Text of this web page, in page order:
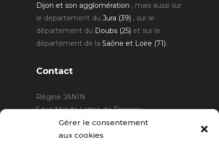
Gérer le consentement
aux cookies
Dijon et son agglomération , mais aussi sur
le département du Jura (39) , sur le
département du Doubs (25) et sur le
département de la Saône et Loire (71).
Contact
Régine JANIN
5 rue Mal de Lattre de Tassigny
21220 Gevrey Chambertin
06 15 15 80 29